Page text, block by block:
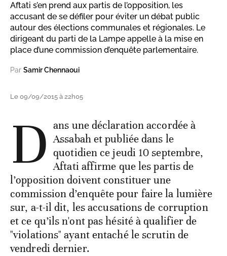
Aftati s’en prend aux partis de l’opposition, les
accusant de se défiler pour éviter un débat public
autour des élections communales et régionales. Le
dirigeant du parti de la Lampe appelle à la mise en
place d’une commission d’enquête parlementaire.
Par Samir Chennaoui
Le 09/09/2015 à 22h05
D ans une déclaration accordée à
Assabah et publiée dans le
quotidien ce jeudi 10 septembre,
Aftati affirme que les partis de
l’opposition doivent constituer une
commission d’enquête pour faire la lumière
sur, a-t-il dit, les accusations de corruption
et ce qu’ils n'ont pas hésité à qualifier de
"violations" ayant entaché le scrutin de
vendredi dernier.